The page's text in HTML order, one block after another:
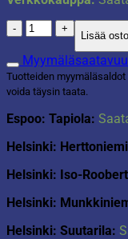
Yllätyspallo
määrä
Lisää
Tuotteiden
voida täysin taata.
Espoo: Tapiola:
Helsinki:
Helsinki: Iso-
Helsinki:
Helsinki: Suutarila: